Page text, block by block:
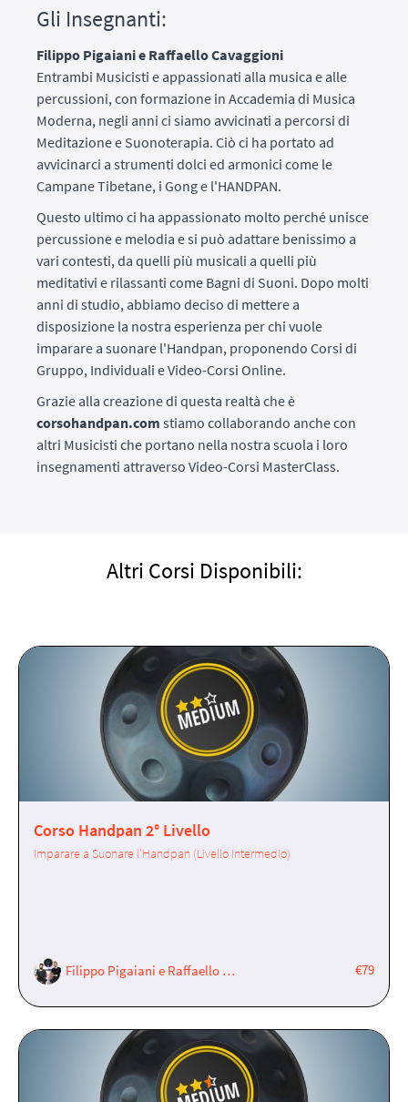
Gli Insegnanti:
Filippo Pigaiani e Raffaello Cavaggioni
Entrambi Musicisti e appassionati alla musica e alle
percussioni, con formazione in Accademia di Musica
Moderna, negli anni ci siamo avvicinati a percorsi di
Meditazione e Suonoterapia. Ciò ci ha portato ad
avvicinarci a strumenti dolci ed armonici come le
Campane Tibetane, i Gong e l'HANDPAN.
Questo ultimo ci ha appassionato molto perché unisce
percussione e melodia e si può adattare benissimo a
vari contesti, da quelli più musicali a quelli più
meditativi e rilassanti come Bagni di Suoni. Dopo molti
anni di studio, abbiamo deciso di mettere a
disposizione la nostra esperienza per chi vuole
imparare a suonare l'Handpan, proponendo Corsi di
Gruppo, Individuali e Video-Corsi Online.
Grazie alla creazione di questa realtà che è
corsohandpan.com stiamo collaborando anche con
altri Musicisti che portano nella nostra scuola i loro
insegnamenti attraverso Video-Corsi MasterClass.
Altri Corsi Disponibili:
Corso Handpan 2° Livello
Imparare a Suonare l'Handpan (Livello Intermedio)
Filippo Pigaiani e Raffaello Cavaggioni €79